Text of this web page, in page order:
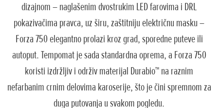
dizajnom – naglašenim dvostrukim LED farovima i DRL
pokazivačima pravca, uz širu, zaštitniju električnu masku –
Forza 750 elegantno prolazi kroz grad, sporedne puteve ili
autoput. Tempomat je sada standardna oprema, a Forza 750
koristi izdržljiv i održiv materijal Durabio™ na raznim
nefarbanim crnim delovima karoserije, što je čini spremnom za
duga putovanja u svakom pogledu.